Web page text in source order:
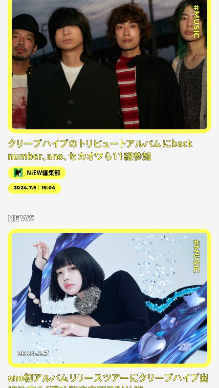
#MUSIC
クリープハイプのトリビュートアルバムにback
number、ano、セカオワら11組参加
NiEW編集部
2024.7.9｜15:04
NEWS
#MUSIC
2024.2.7
ano初アルバムリリースツアーにクリープハイプ出